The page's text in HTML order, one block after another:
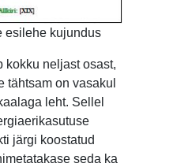
esilehe kujundus
kokku neljast osast,
tähtsam on vasakul
leht. Sellel
järgi koostatud
seda ka